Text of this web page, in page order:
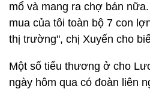
mổ và mang ra chợ bán
mua của tôi toàn bộ 7 con
thị trường", chị Xuyến cho
Một số tiểu thương ở cho
ngày hôm qua có đoàn liên